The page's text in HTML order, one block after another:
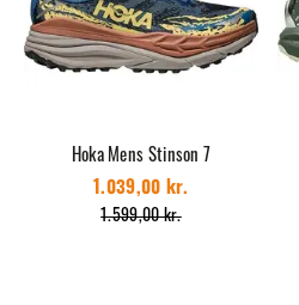
Hoka Mens Stinson 7
1.599,00 kr.
1.039,00 kr.